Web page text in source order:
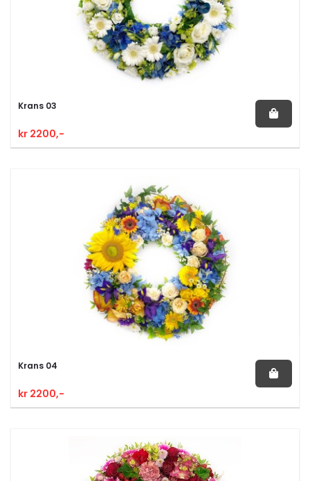
Krans 03
kr 2200,-
Krans 04
kr 2200,-